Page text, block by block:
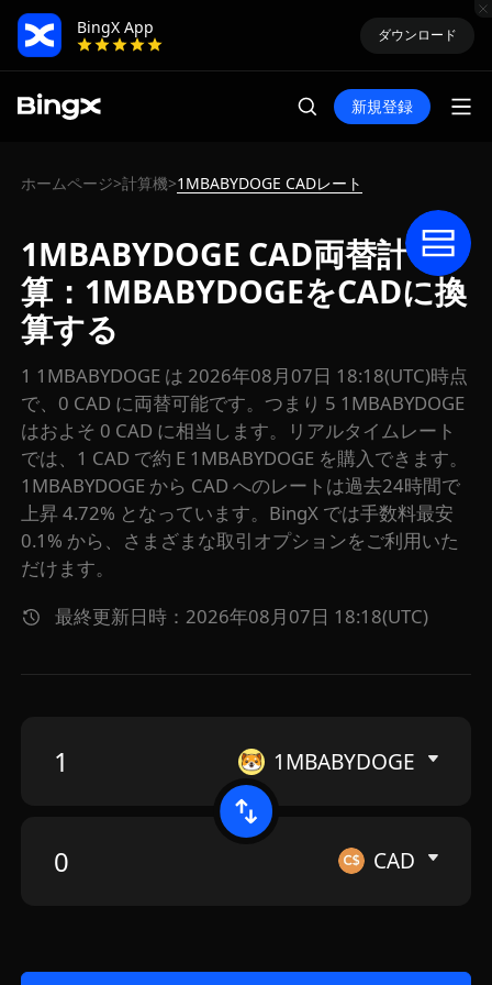
BingX App
ダウンロード
新規登録
ホームページ>計算機>1MBABYDOGE CADレート
1MBABYDOGE CAD両替計
算：1MBABYDOGEをCADに換
算する
1 1MBABYDOGE は 2026年08月07日 18:18(UTC)時点
で、0 CAD に両替可能です。つまり 5 1MBABYDOGE
はおよそ 0 CAD に相当します。リアルタイムレート
では、1 CAD で約 E 1MBABYDOGE を購入できます。
1MBABYDOGE から CAD へのレートは過去24時間で
上昇 4.72% となっています。BingX では手数料最安
0.1% から、さまざまな取引オプションをご利用いた
だけます。
最終更新日時：2026年08月07日 18:18(UTC)
1MBABYDOGE
CAD